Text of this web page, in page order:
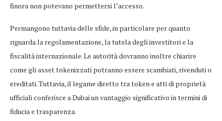
finora non potevano permettersi l’accesso.
Permangono tuttavia delle sfide, in particolare per quanto
riguarda la regolamentazione, la tutela degli investitori e la
fiscalità internazionale. Le autorità dovranno inoltre chiarire
come gli asset tokenizzati potranno essere scambiati, rivenduti o
ereditati. Tuttavia, il legame diretto tra token e atti di proprietà
ufficiali conferisce a Dubai un vantaggio significativo in termini di
fiducia e trasparenza.